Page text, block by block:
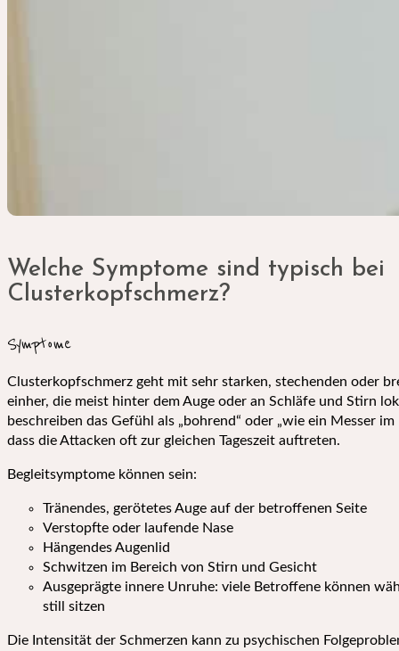
Welche Symptome sind typisch bei
Clusterkopfschmerz?
Symptome
Clusterkopfschmerz geht mit sehr starken, stechenden oder
einher, die meist hinter dem Auge oder an Schläfe und Stirn
beschreiben das Gefühl als „bohrend“ oder „wie ein Messer
dass die Attacken oft zur gleichen Tageszeit auftreten.
Begleitsymptome können sein:
Tränendes, gerötetes Auge auf der betroffenen Seite
Verstopfte oder laufende Nase
Hängendes Augenlid
Schwitzen im Bereich von Stirn und Gesicht
Ausgeprägte innere Unruhe: viele Betroffene können
still sitzen
Die Intensität der Schmerzen kann zu psychischen